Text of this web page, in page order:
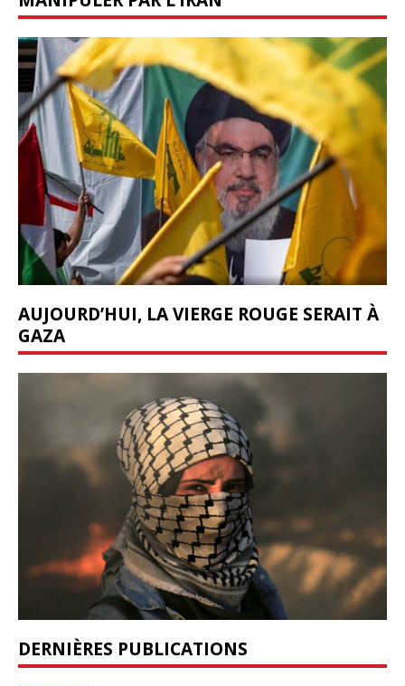
AUJOURD’HUI, LA VIERGE ROUGE SERAIT À
GAZA
DERNIÈRES PUBLICATIONS